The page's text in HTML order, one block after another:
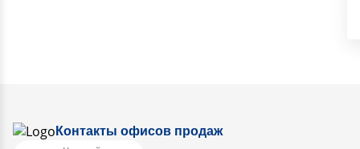
Контакты офисов продаж